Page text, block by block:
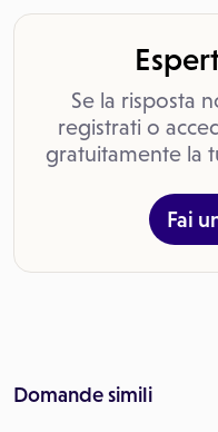
Se la risposta
registrati o
gratuitamente la
Fai
Domande simili